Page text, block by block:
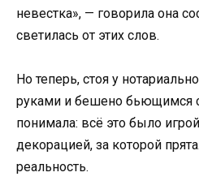
невестка», — говорила она
светилась от этих слов.
Но теперь, стоя у
руками и бешено бьющимся
понимала: всё это было
декорацией, за которой
реальность.